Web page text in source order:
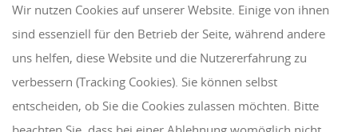
Tel: +43 7272 39 79 - 0
Fax: +43 7272 39 79 - 9
QUICKLINKS
Klientenbereich
Wir nutzen Cookies auf unserer Website. Einige von ihnen
sind essenziell für den Betrieb der Seite, während andere
uns helfen, diese Website und die Nutzererfahrung zu
verbessern (Tracking Cookies). Sie können selbst
entscheiden, ob Sie die Cookies zulassen möchten. Bitte